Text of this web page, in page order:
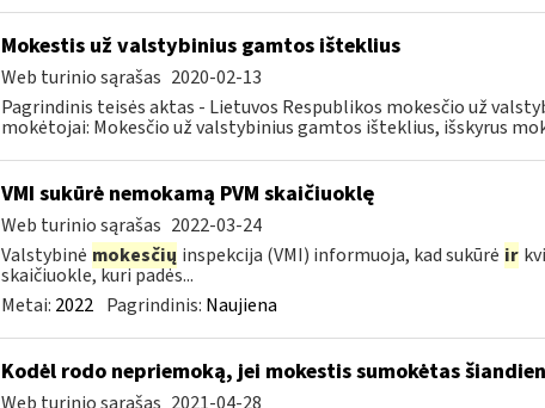
Mokestis už valstybinius gamtos išteklius
Web turinio sąrašas 2020-02-13
Pagrindinis teisės aktas - Lietuvos Respublikos mokesčio už
mokėtojai: Mokesčio už valstybinius gamtos išteklius, išskyrus
VMI sukūrė nemokamą PVM skaičiuoklę
Web turinio sąrašas 2022-03-24
Valstybinė mokesčių inspekcija (VMI) informuoja, kad sukūrė ir
skaičiuokle, kuri padės...
Metai: 2022 Pagrindinis: Naujiena
Kodėl rodo nepriemoką, jei mokestis sumokėtas